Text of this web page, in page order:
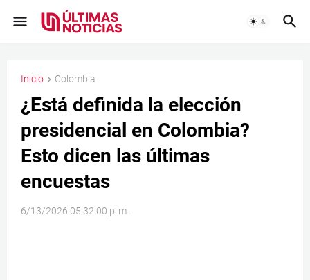
Inicio Colombia
¿Está definida la elección
presidencial en Colombia?
Esto dicen las últimas
encuestas
6/13/2026 05:32:00 p. m.